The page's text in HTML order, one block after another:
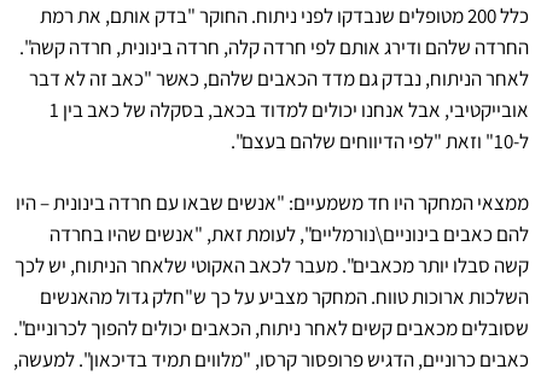
כלל 200 מטופלים שנבדקו לפני ניתוח. החוקר "בדק אותם, את רמת
החרדה שלהם ודירג אותם לפי חרדה קלה, חרדה בינונית, חרדה קשה".
לאחר הניתוח, נבדק גם מדד הכאבים שלהם, כאשר "כאב זה לא דבר
אובייקטיבי, אבל אנחנו יכולים למדוד בכאב, בסקלה של כאב בין 1
ל-10" וזאת "לפי הדיווחים שלהם בעצם".
ממצאי המחקר היו חד משמעיים: "אנשים שבאו עם חרדה בינונית – היו
להם כאבים בינוניים\נורמליים", לעומת זאת, "אנשים שהיו בחרדה
קשה סבלו יותר מכאבים". מעבר לכאב האקוטי שלאחר הניתוח, יש לכך
השלכות ארוכות טווח. המחקר מצביע על כך ש"חלק גדול מהאנשים
שסובלים מכאבים קשים לאחר ניתוח, הכאבים יכולים להפוך לכרוניים".
כאבים כרוניים, הדגיש פרופסור קרסו, "מלווים תמיד בדיכאון". למעשה,